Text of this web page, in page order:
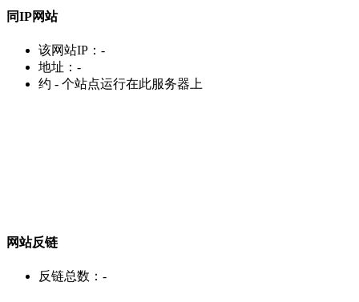
同IP网站
该网站IP： -
地址： -
约 - 个站点运行在此服务器上
网站反链
反链总数： -